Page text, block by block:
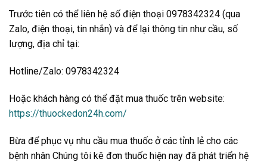
Trước tiên có thể liên hệ số điện thoại 0978342324 (qua
Zalo, điện thoại, tin nhắn) và để lại thông tin như cầu, số
lượng, địa chỉ tại:
Hotline/Zalo: 0978342324
Hoặc khách hàng có thể đặt mua thuốc trên website:
https://thuockedon24h.com/
Bừa để phục vụ nhu cầu mua thuốc ở các tỉnh lẻ cho các
bệnh nhân Chúng tôi kê đơn thuốc hiện nay đã phát triển hệ